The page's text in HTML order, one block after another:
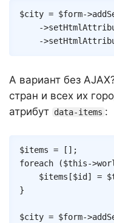
$city = $form->
->
->
А вариант без
стран и всех их
атрибут data-items :
$items = [ ] ;
foreach
($this->
$items [$id ] =
}
$city = $form->